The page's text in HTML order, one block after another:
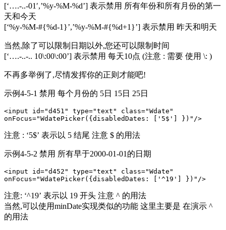
[‘….-..-01′,’%y-%M-%d’] 表示禁用 所有年份和所有月份的第一
天和今天
[‘%y-%M-#{%d-1}’,’%y-%M-#{%d+1}’] 表示禁用 昨天和明天
当然,除了可以限制日期以外,您还可以限制时间
[‘….-..-.. 10\:00\:00’] 表示禁用 每天10点 (注意 : 需要 使用 \: )
不再多举例了,尽情发挥你的正则才能吧!
示例4-5-1 禁用 每个月份的 5日 15日 25日
<input id="d451" type="text" class="Wdate"
onFocus="WdatePicker({disabledDates: ['5$'] })"/>
注意 : ‘5$’ 表示以 5 结尾 注意 $ 的用法
示例4-5-2 禁用 所有早于2000-01-01的日期
<input id="d452" type="text" class="Wdate"
onFocus="WdatePicker({disabledDates: ['^19'] })"/>
注意: ‘^19’ 表示以 19 开头 注意 ^ 的用法
当然,可以使用minDate实现类似的功能 这里主要是 在演示 ^
的用法